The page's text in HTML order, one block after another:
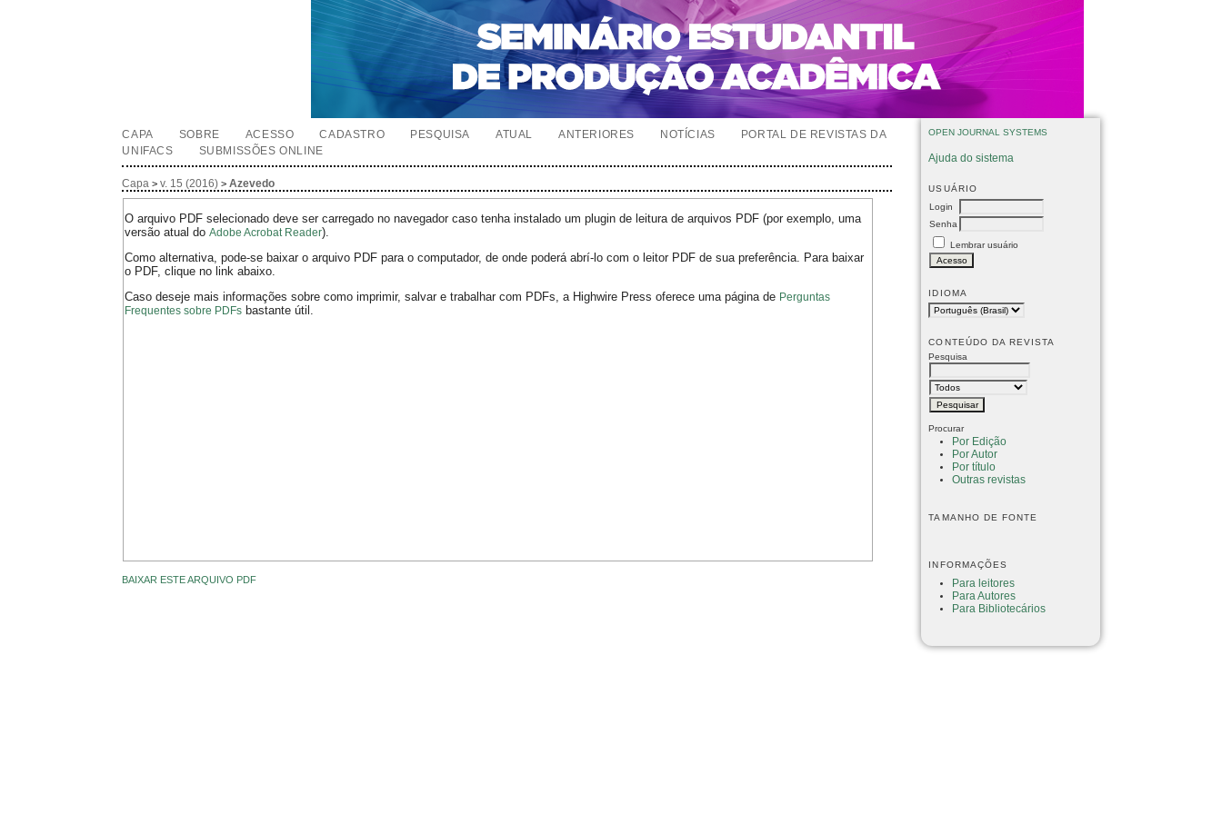
OPEN JOURNAL SYSTEMS
Ajuda do sistema
USUÁRIO
Login
Senha
Lembrar usuário
IDIOMA
CONTEÚDO DA REVISTA
Pesquisa
Procurar
Por Edição
Por Autor
Por título
Outras revistas
TAMANHO DE FONTE
INFORMAÇÕES
Para leitores
Para Autores
Para Bibliotecários
CAPA SOBRE ACESSO CADASTRO PESQUISA ATUAL ANTERIORES NOTÍCIAS
PORTAL DE REVISTAS DA
UNIFACS
SUBMISSÕES ONLINE
Capa >v. 15 (2016) >Azevedo
O arquivo PDF selecionado deve ser carregado no navegador caso tenha instalado um plugin de leitura de arquivos PDF (por exemplo, uma
versão atual doAdobe Acrobat Reader).
Como alternativa, pode-se baixar o arquivo PDF para o computador, de onde poderá abrí-lo com o leitor PDF de sua preferência. Para baixar
o PDF, clique no link abaixo.
Caso deseje mais informações sobre como imprimir, salvar e trabalhar com PDFs, a Highwire Press oferece uma página de Perguntas
Frequentes sobre PDFs bastante útil.
BAIXAR ESTE ARQUIVO PDF